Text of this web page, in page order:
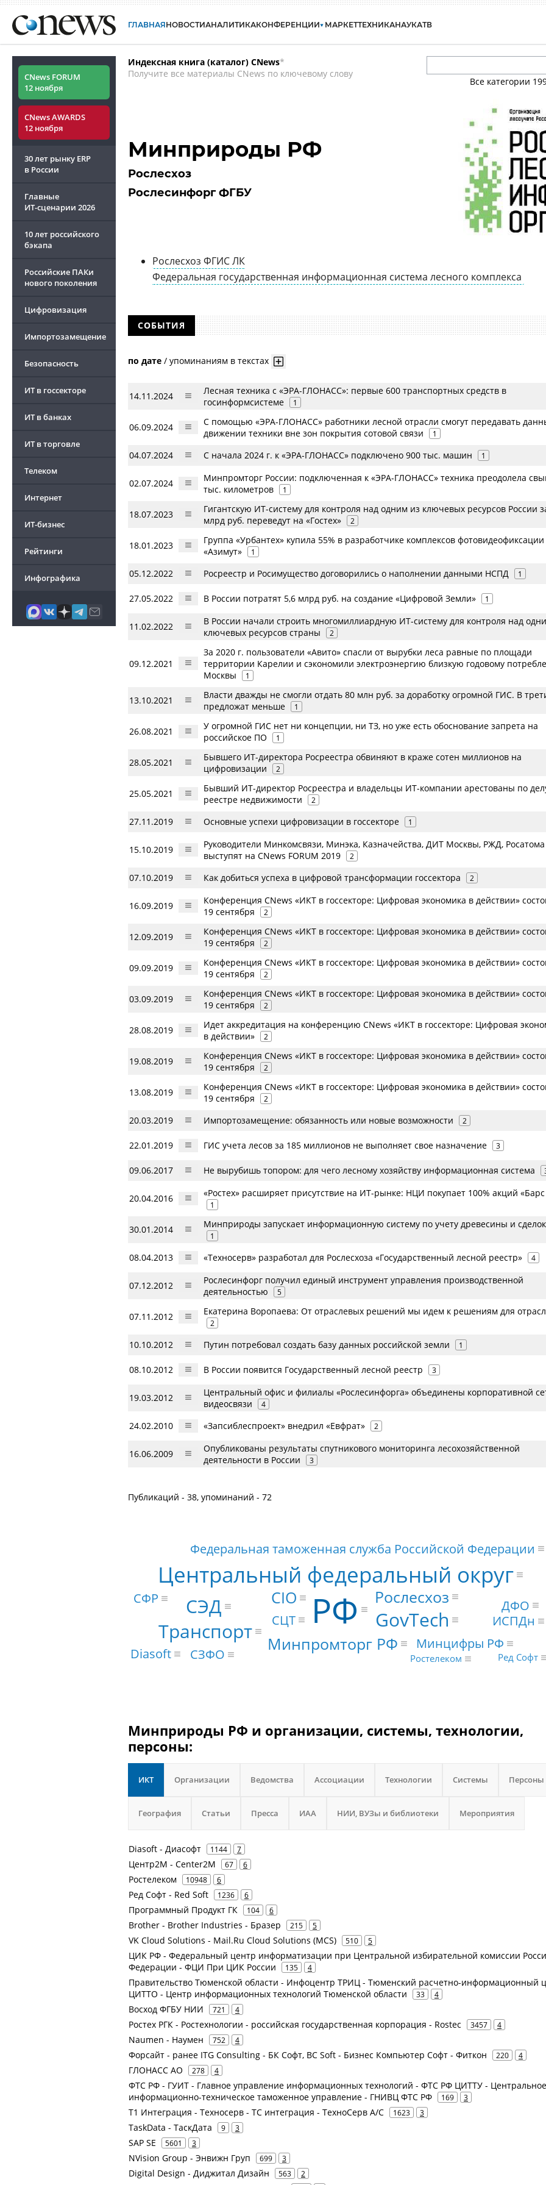
ГЛАВНАЯНОВОСТИАНАЛИТИКАКОНФЕРЕНЦИИ МАРКЕТТЕХНИКАНАУКАТВ
CNews FORUM
12 ноября
CNews AWARDS
12 ноября
30 лет рынку ERP
в России
Главные
ИТ-сценарии 2026
10 лет российского
бэкапа
Российские ПАКи
нового поколения
Цифровизация
Импортозамещение
Безопасность
ИТ в госсекторе
ИТ в банках
ИТ в торговле
Телеком
Интернет
ИТ-бизнес
Рейтинги
Инфографика
Индексная книга (каталог) CNews*
Получите все материалы CNews по ключевому слову
Все категории
Минприроды РФ
Рослесхоз
Рослесинфорг ФГБУ
Рослесхоз ФГИС ЛК
Федеральная государственная информационная система лесного комплекса
СОБЫТИЯ
по дате / упоминаниям в текстах
14.11.2024
Лесная техника с «ЭРА-ГЛОНАСС»: первые 600 транспортных средств в
госинформсистеме
1
06.09.2024
С помощью «ЭРА-ГЛОНАСС» работники лесной отрасли смогут передавать
движении техники вне зон покрытия сотовой связи
1
04.07.2024 С начала 2024 г. к «ЭРА-ГЛОНАСС» подключено 900 тыс. машин 1
02.07.2024
Минпромторг России: подключенная к «ЭРА-ГЛОНАСС» техника преодолела
тыс. километров
1
18.07.2023
Гигантскую ИТ-систему для контроля над одним из ключевых ресурсов России
млрд руб. переведут на «Гостех»
2
18.01.2023
Группа «Урбантех» купила 55% в разработчике комплексов фотовидеофиксации
«Азимут»
1
05.12.2022 Росреестр и Росимущество договорились о наполнении данными НСПД 1
27.05.2022 В России потратят 5,6 млрд руб. на создание «Цифровой Земли» 1
11.02.2022
В России начали строить многомиллиардную ИТ-систему для контроля над
ключевых ресурсов страны
2
09.12.2021
За 2020 г. пользователи «Авито» спасли от вырубки леса равные по площади
территории Карелии и сэкономили электроэнергию близкую годовому
Москвы
1
13.10.2021
Власти дважды не смогли отдать 80 млн руб. за доработку огромной ГИС. В
предложат меньше
1
26.08.2021
У огромной ГИС нет ни концепции, ни ТЗ, но уже есть обоснование запрета на
российское ПО
1
28.05.2021
Бывшего ИТ-директора Росреестра обвиняют в краже сотен миллионов на
цифровизации
2
25.05.2021
Бывший ИТ-директор Росреестра и владельцы ИТ-компании арестованы по
реестре недвижимости
2
27.11.2019 Основные успехи цифровизации в госсекторе 1
15.10.2019
Руководители Минкомсвязи, Минэка, Казначейства, ДИТ Москвы, РЖД, Росатома
выступят на CNews FORUM 2019
2
07.10.2019 Как добиться успеха в цифровой трансформации госсектора 2
16.09.2019
Конференция CNews «ИКТ в госсекторе: Цифровая экономика в действии»
19 сентября
2
12.09.2019
Конференция CNews «ИКТ в госсекторе: Цифровая экономика в действии»
19 сентября
2
09.09.2019
Конференция CNews «ИКТ в госсекторе: Цифровая экономика в действии»
19 сентября
2
03.09.2019
Конференция CNews «ИКТ в госсекторе: Цифровая экономика в действии»
19 сентября
2
28.08.2019
Идет аккредитация на конференцию CNews «ИКТ в госсекторе: Цифровая
в действии»
2
19.08.2019
Конференция CNews «ИКТ в госсекторе: Цифровая экономика в действии»
19 сентября
2
13.08.2019
Конференция CNews «ИКТ в госсекторе: Цифровая экономика в действии»
19 сентября
2
20.03.2019 Импортозамещение: обязанность или новые возможности 2
22.01.2019 ГИС учета лесов за 185 миллионов не выполняет свое назначение 3
09.06.2017 Не вырубишь топором: для чего лесному хозяйству информационная система
20.04.2016 «Ростех» расширяет присутствие на ИТ-рынке: НЦИ покупает 100% акций «Барс
1
30.01.2014 Минприроды запускает информационную систему по учету древесины и
1
08.04.2013 «Техносерв» разработал для Рослесхоза «Государственный лесной реестр» 4
07.12.2012
Рослесинфорг получил единый инструмент управления производственной
деятельностью
5
07.11.2012 Екатерина Воропаева: От отраслевых решений мы идем к решениям для
2
10.10.2012 Путин потребовал создать базу данных российской земли 1
08.10.2012 В России появится Государственный лесной реестр 3
19.03.2012
Центральный офис и филиалы «Рослесинфорга» объединены корпоративной
видеосвязи
4
24.02.2010 «Запсиблеспроект» внедрил «Евфрат» 2
16.06.2009
Опубликованы результаты спутникового мониторинга лесохозяйственной
деятельности в России
3
Публикаций - 38, упоминаний - 72
РФ
Центральный федеральный округ
GovTech
СЭД
Транспорт
Рослесхоз
Минпромторг РФ
CIO
Минцифры РФ
ИСПДн
СЦТ
ДФО
Федеральная таможенная служба Российской Федерации
СФР
Diasoft СЗФО Ростелеком Ред Софт
Минприроды РФ и организации, системы, технологии,
персоны:
ИКТ Организации Ведомства Ассоциации Технологии Системы Персоны
География Статьи Пресса ИАА НИИ, ВУЗы и библиотеки Мероприятия
Diasoft - Диасофт 1144 7
Центр2М - Center2М 67 6
Ростелеком 10948 6
Ред Софт - Red Soft 1236 6
Программный Продукт ГК 104 6
Brother - Brother Industries - Бразер 215 5
VK Cloud Solutions - Mail.Ru Cloud Solutions (MCS) 510 5
ЦИК РФ - Федеральный центр информатизации при Центральной избирательной комиссии
Федерации - ФЦИ При ЦИК России
135 4
Правительство Тюменской области - Инфоцентр ТРИЦ - Тюменский расчетно-информационный
ЦИТТО - Центр информационных технологий Тюменской области
33 4
Восход ФГБУ НИИ 721 4
Ростех РГК - Ростехнологии - российская государственная корпорация - Rostec 3457 4
Naumen - Наумен 752 4
Форсайт - ранее ITG Consulting - БК Софт, BC Soft - Бизнес Компьютер Софт - Фиткон 220 4
ГЛОНАСС АО 278 4
ФТС РФ - ГУИТ - Главное управление информационных технологий - ФТС РФ ЦИТТУ - Центральное
информационно-техническое таможенное управление - ГНИВЦ ФТС РФ
169 3
Т1 Интеграция - Техносерв - ТС интеграция - ТехноСерв А/С 1623 3
TaskData - ТаскДата 9 3
SAP SE 5601 3
NVision Group - Энвижн Груп 699 3
Digital Design - Диджитал Дизайн 563 2